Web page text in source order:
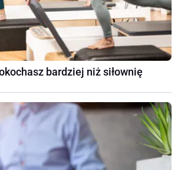
bardziej niż siłownię